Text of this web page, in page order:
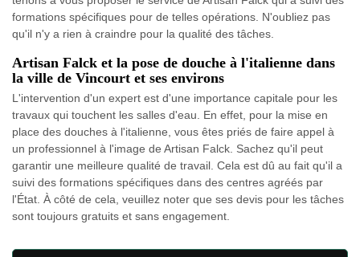
formations spécifiques pour de telles opérations. N'oubliez pas
qu'il n'y a rien à craindre pour la qualité des tâches.
Artisan Falck et la pose de douche à l'italienne dans
la ville de Vincourt et ses environs
L'intervention d'un expert est d'une importance capitale pour les
travaux qui touchent les salles d'eau. En effet, pour la mise en
place des douches à l'italienne, vous êtes priés de faire appel à
un professionnel à l'image de Artisan Falck. Sachez qu'il peut
garantir une meilleure qualité de travail. Cela est dû au fait qu'il a
suivi des formations spécifiques dans des centres agréés par
l'État. À côté de cela, veuillez noter que ses devis pour les tâches
sont toujours gratuits et sans engagement.